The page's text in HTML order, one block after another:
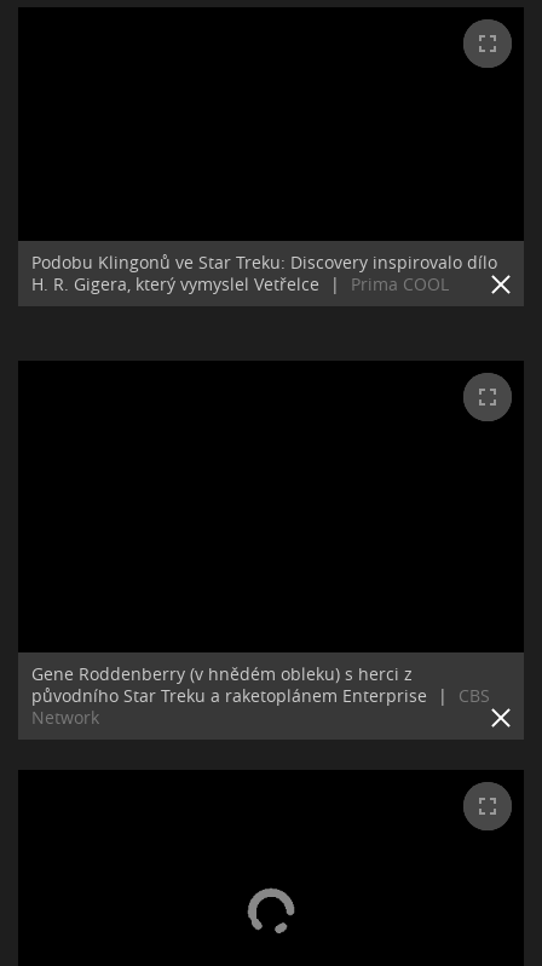
Podobu Klingonů ve Star Treku: Discovery inspirovalo dílo
H. R. Gigera, který vymyslel Vetřelce
| Prima COOL
Gene Roddenberry (v hnědém obleku) s herci z
původního Star Treku a raketoplánem Enterprise
|
CBS
Network